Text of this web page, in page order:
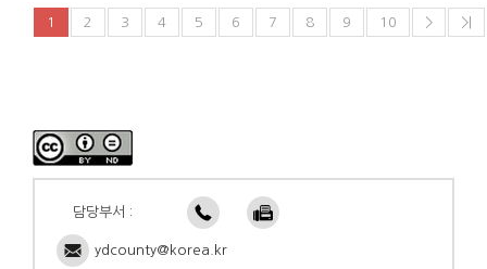
1 2 3 4 5 6 7 8 9 10 > >|
담당부서 :
ydcounty@korea.kr